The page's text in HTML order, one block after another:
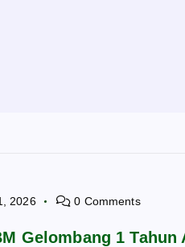
2026 0 Comments
Gelombang 1 Tahun